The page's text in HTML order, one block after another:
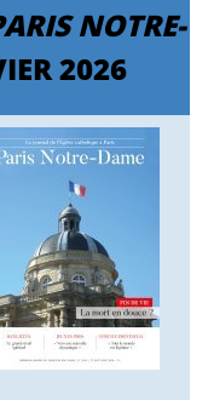
NOTRE-
2026